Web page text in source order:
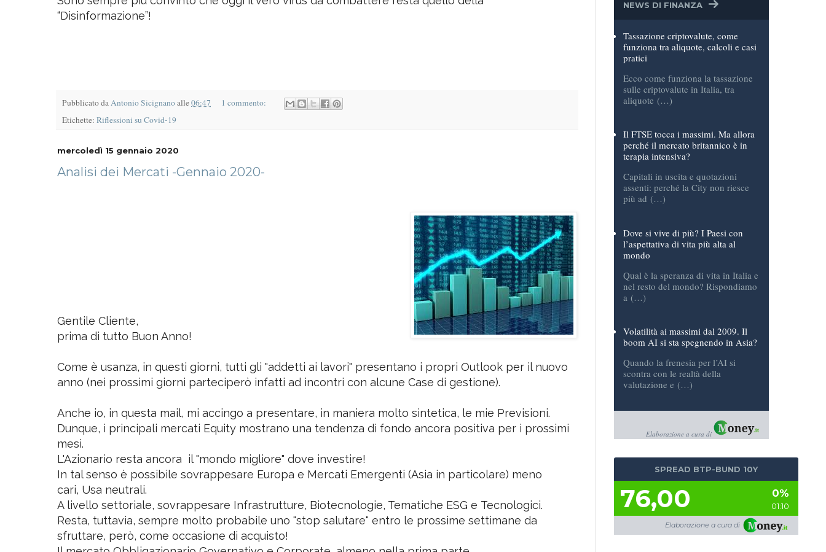
Sono sempre più convinto che oggi il vero virus da combattere resta quello della
Pubblicato daAntonio Sicignano
mercoledì 15 gennaio 2020
Gentile Cliente,
prima di tutto Buon Anno!
Come è usanza, in questi giorni, tutti gli "addetti ai lavori" presentano i propri Outlook per il nuovo
anno (nei prossimi giorni parteciperò infatti ad incontri con alcune Case di gestione).
Anche io, in questa mail, mi accingo a presentare, in maniera molto sintetica, le mie Previsioni.
Dunque, i principali mercati Equity mostrano una tendenza di fondo ancora positiva per i prossimi
mesi.
L'Azionario resta ancora il "mondo migliore" dove investire!
In tal senso è possibile sovrappesare Europa e Mercati Emergenti (Asia in particolare) meno
cari, Usa neutrali.
A livello settoriale, sovrappesare Infrastrutture, Biotecnologie, Tematiche ESG e Tecnologici.
Resta, tuttavia, sempre molto probabile uno "stop salutare" entro le prossime settimane da
Tassazione criptovalute, come
pratici
Ecco come funziona la tassazione
Il FTSE tocca i massimi. Ma allora
terapia intensiva?
Capitali in uscita e quotazioni
Dove si vive di più? I Paesi con
mondo
Qual è la speranza di vita in Italia e
boom AI si sta spegnendo in Asia?
Quando la frenesia per l’AI si
valutazione e (…)
Elaborazione a cura di
SPREAD BTP-BUND 10Y
76,00 0%
01:10